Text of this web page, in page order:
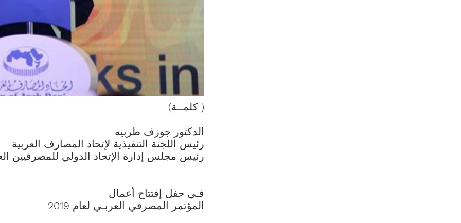
( كلمــة)
الدكتور جوزف طربيه
رئيس اللجنة التنفيذية لإتحاد المصارف العربية
رئيس مجلس إدارة الإتحاد الدولي للمصرفيين
فـي حفل إفتتاح أعمال
المؤتمر المصرفي العربـي لعام 2019